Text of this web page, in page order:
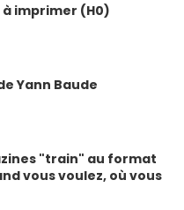
imprimer (H0)
Yann Baude
"train" au format
vous voulez, où vous